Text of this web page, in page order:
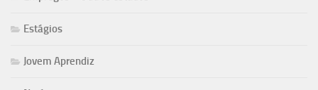
Estágios
Jovem Aprendiz